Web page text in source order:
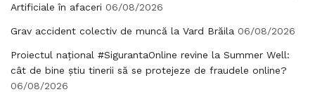
Artificiale în afaceri 06/08/2026
Grav accident colectiv de muncă la Vard Brăila 06/08/2026
Proiectul național #SigurantaOnline revine la Summer Well:
cât de bine știu tinerii să se protejeze de fraudele online?
06/08/2026